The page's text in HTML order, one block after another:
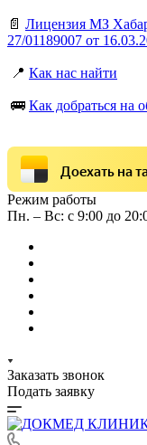
📄 Лицензия МЗ
27/01189007 от
📍 Как нас найти
🚌 Как добраться на
Доехать на
Режим работы
Пн. – Вс: с 9:00 до
Заказать звонок
Подать заявку